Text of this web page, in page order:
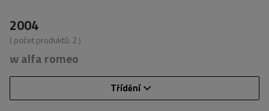
2004
( počet produktů: 2 )
w alfa romeo
Třídění